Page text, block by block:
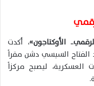
الأوكتاجون»، أكدت
الفتاح السيسي دشن مقراً
العسكرية، ليصبح مركزاً